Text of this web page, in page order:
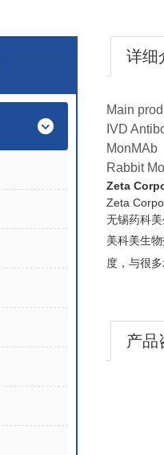
详细
Main
IVD
MonMAb
Rabbit
Zeta
Zeta
无锡药科
美科美生
度，与很多
产品